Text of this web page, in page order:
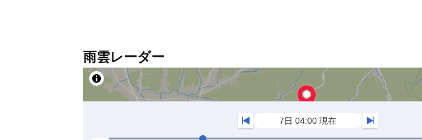
雨雲レーダー